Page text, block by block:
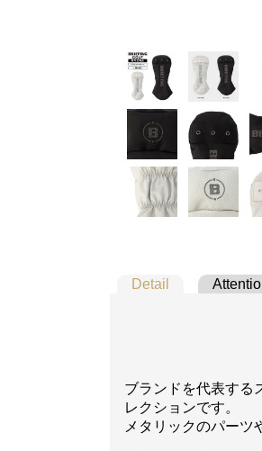
Detail
ブランドを代表する
レクションです。
メタリックのパーツ